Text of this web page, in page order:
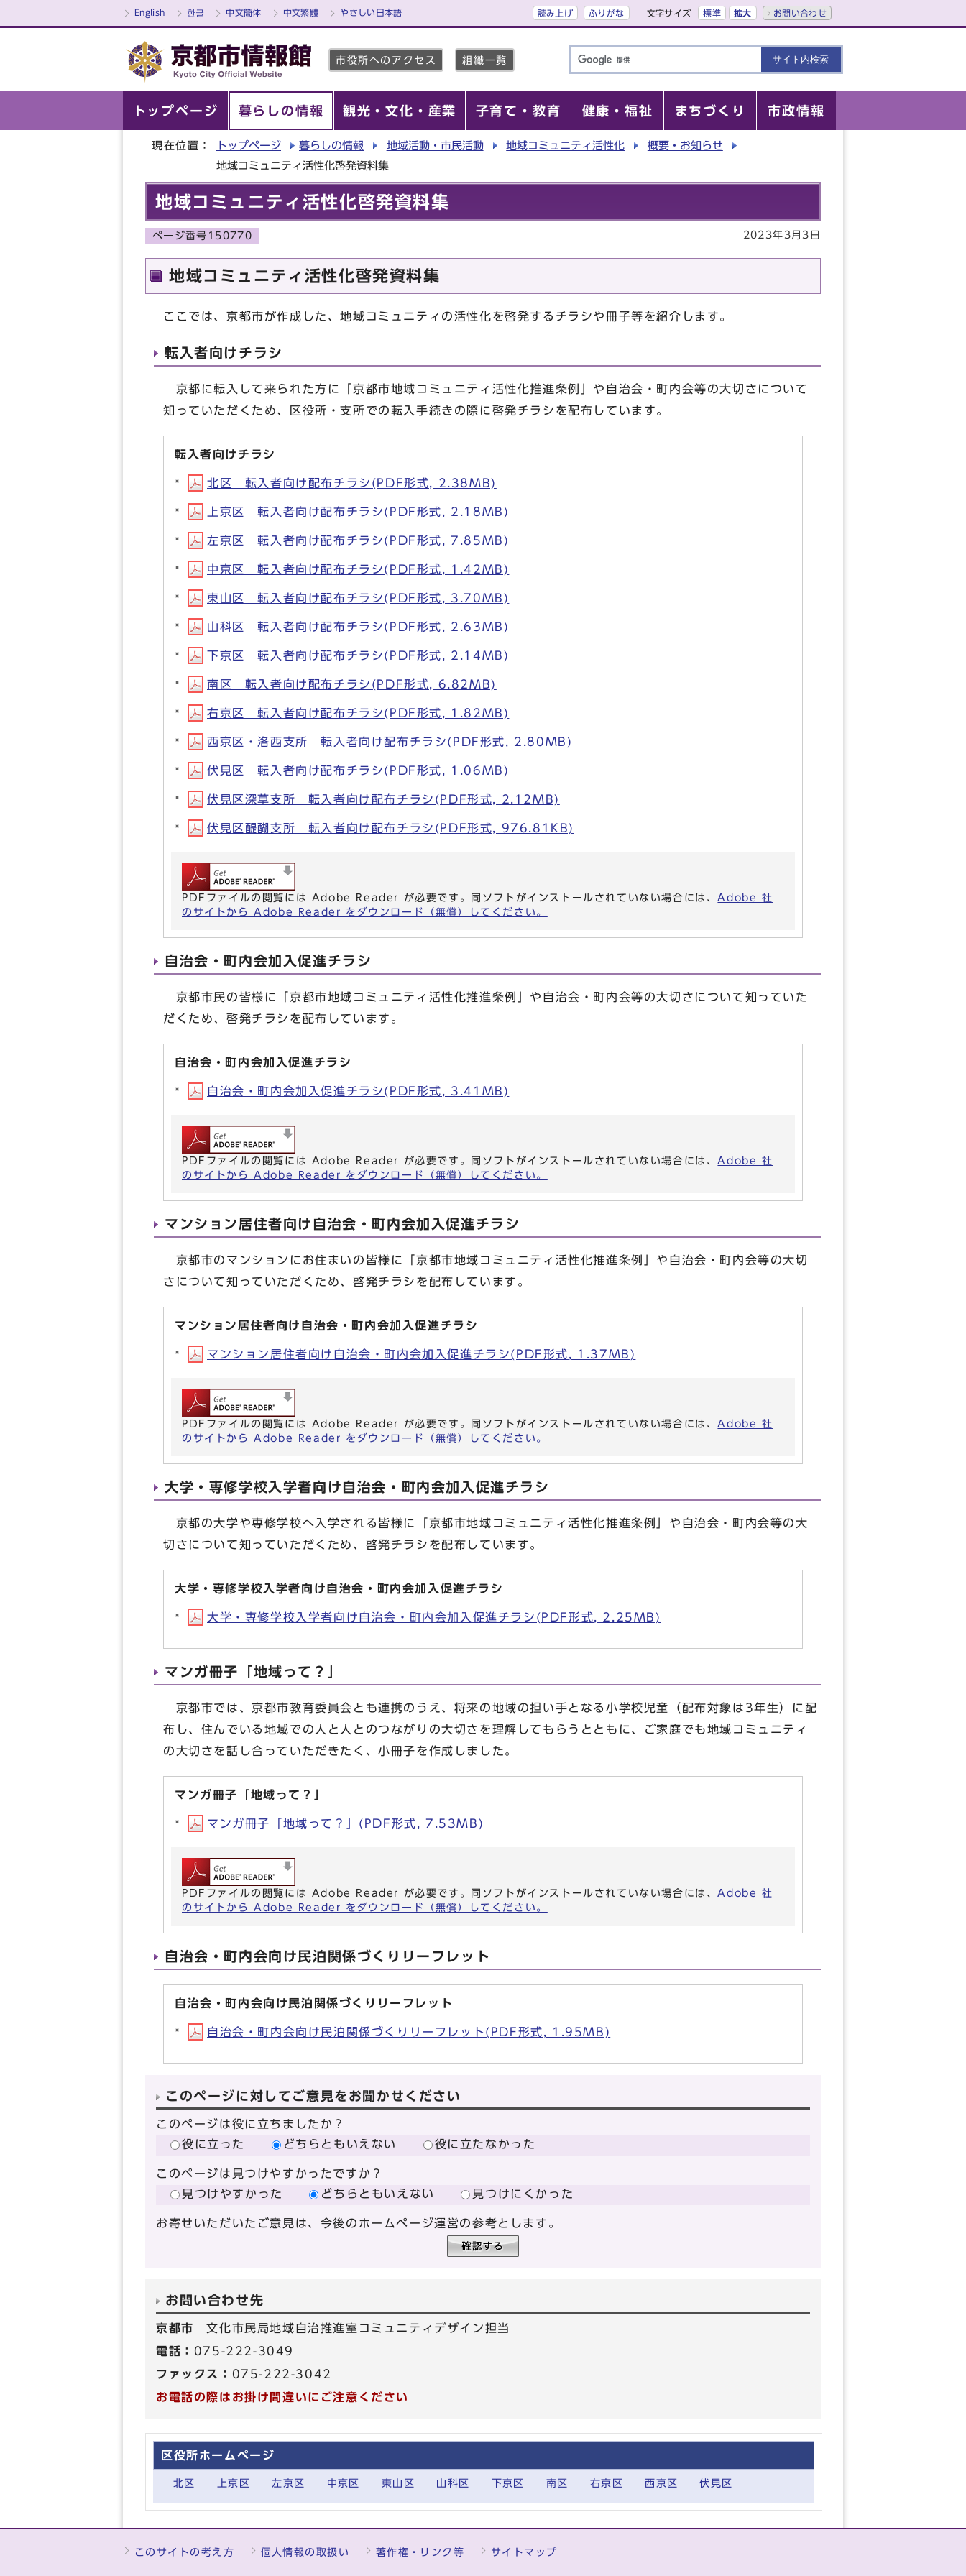
English 한글 中文簡体 中文繁體 やさしい日本語 読み上げ ふりがな 文字サイズ 標準 拡大 お問い合わせ
市役所へのアクセス 組織一覧
トップページ 暮らしの情報 観光・文化・産業 子育て・教育 健康・福祉 まちづくり 市政情報
現在位置： トップページ 暮らしの情報 地域活動・市民活動 地域コミュニティ活性化
概要・お知らせ
地域コミュニティ活性化啓発資料集
地域コミュニティ活性化啓発資料集
ページ番号150770 2023年3月3日
地域コミュニティ活性化啓発資料集
ここでは、京都市が作成した、地域コミュニティの活性化を啓発するチラシや冊子等を紹介します。
転入者向けチラシ
京都に転入して来られた方に「京都市地域コミュニティ活性化推進条例」や自治会・町内会等の大切さについて
知っていただくため、区役所・支所での転入手続きの際に啓発チラシを配布しています。
転入者向けチラシ
北区 転入者向け配布チラシ(PDF形式, 2.38MB)
上京区 転入者向け配布チラシ(PDF形式, 2.18MB)
左京区 転入者向け配布チラシ(PDF形式, 7.85MB)
中京区 転入者向け配布チラシ(PDF形式, 1.42MB)
東山区 転入者向け配布チラシ(PDF形式, 3.70MB)
山科区 転入者向け配布チラシ(PDF形式, 2.63MB)
下京区 転入者向け配布チラシ(PDF形式, 2.14MB)
南区 転入者向け配布チラシ(PDF形式, 6.82MB)
右京区 転入者向け配布チラシ(PDF形式, 1.82MB)
西京区・洛西支所 転入者向け配布チラシ(PDF形式, 2.80MB)
伏見区 転入者向け配布チラシ(PDF形式, 1.06MB)
伏見区深草支所 転入者向け配布チラシ(PDF形式, 2.12MB)
伏見区醍醐支所 転入者向け配布チラシ(PDF形式, 976.81KB)
PDFファイルの閲覧には Adobe Reader が必要です。同ソフトがインストールされていない場合には、Adobe 社
のサイトから Adobe Reader をダウンロード（無償）してください。
自治会・町内会加入促進チラシ
京都市民の皆様に「京都市地域コミュニティ活性化推進条例」や自治会・町内会等の大切さについて知っていた
だくため、啓発チラシを配布しています。
自治会・町内会加入促進チラシ
自治会・町内会加入促進チラシ(PDF形式, 3.41MB)
PDFファイルの閲覧には Adobe Reader が必要です。同ソフトがインストールされていない場合には、Adobe 社
のサイトから Adobe Reader をダウンロード（無償）してください。
マンション居住者向け自治会・町内会加入促進チラシ
京都市のマンションにお住まいの皆様に「京都市地域コミュニティ活性化推進条例」や自治会・町内会等の大切
さについて知っていただくため、啓発チラシを配布しています。
マンション居住者向け自治会・町内会加入促進チラシ
マンション居住者向け自治会・町内会加入促進チラシ(PDF形式, 1.37MB)
PDFファイルの閲覧には Adobe Reader が必要です。同ソフトがインストールされていない場合には、Adobe 社
のサイトから Adobe Reader をダウンロード（無償）してください。
大学・専修学校入学者向け自治会・町内会加入促進チラシ
京都の大学や専修学校へ入学される皆様に「京都市地域コミュニティ活性化推進条例」や自治会・町内会等の大
切さについて知っていただくため、啓発チラシを配布しています。
大学・専修学校入学者向け自治会・町内会加入促進チラシ
大学・専修学校入学者向け自治会・町内会加入促進チラシ(PDF形式, 2.25MB)
マンガ冊子「地域って？」
京都市では、京都市教育委員会とも連携のうえ、将来の地域の担い手となる小学校児童（配布対象は3年生）に配
布し、住んでいる地域での人と人とのつながりの大切さを理解してもらうとともに、ご家庭でも地域コミュニティ
の大切さを話し合っていただきたく、小冊子を作成しました。
マンガ冊子「地域って？」
マンガ冊子「地域って？」(PDF形式, 7.53MB)
PDFファイルの閲覧には Adobe Reader が必要です。同ソフトがインストールされていない場合には、Adobe 社
のサイトから Adobe Reader をダウンロード（無償）してください。
自治会・町内会向け民泊関係づくりリーフレット
自治会・町内会向け民泊関係づくりリーフレット
自治会・町内会向け民泊関係づくりリーフレット(PDF形式, 1.95MB)
このページに対してご意見をお聞かせください
このページは役に立ちましたか？
役に立った
どちらともいえない 役に立たなかった
このページは見つけやすかったですか？
見つけやすかった
どちらともいえない 見つけにくかった
お寄せいただいたご意見は、今後のホームページ運営の参考とします。
お問い合わせ先
京都市文化市民局地域自治推進室コミュニティデザイン担当
電話： 075-222-3049
ファックス： 075-222-3042
お電話の際はお掛け間違いにご注意ください
区役所ホームページ
北区 上京区 左京区 中京区 東山区 山科区 下京区 南区 右京区 西京区 伏見区
このサイトの考え方 個人情報の取扱い 著作権・リンク等 サイトマップ